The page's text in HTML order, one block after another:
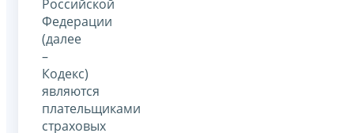
Российской
Федерации
(далее
–
Кодекс)
являются
плательщиками
страховых